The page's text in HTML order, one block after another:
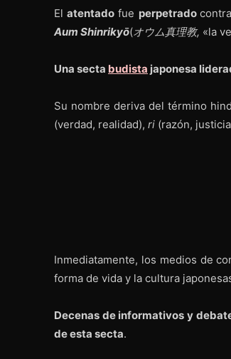
El atentadofue perpetrado
Aum Shinrikyō(オウム真理教, «la
Una secta budista japonesa
Su nombre deriva del término
(verdad, realidad), ri (razón,
Inmediatamente, los medios de
forma de vida y la cultura
Decenas de informativos y
de esta secta.